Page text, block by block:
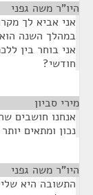
היו"ר משה גפני
אני אביא לך
במהלך השנה
אני בוחר בין
חודשי?
מירי סביון
אנחנו חושבים
נכון ומתאים
היו"ר משה גפני
התשובה היא